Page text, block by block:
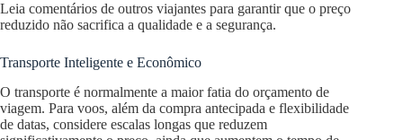
Leia comentários de outros viajantes para garantir que o preço
reduzido não sacrifica a qualidade e a segurança.
Transporte Inteligente e Econômico
O transporte é normalmente a maior fatia do orçamento de
viagem. Para voos, além da compra antecipada e flexibilidade
de datas, considere escalas longas que reduzem